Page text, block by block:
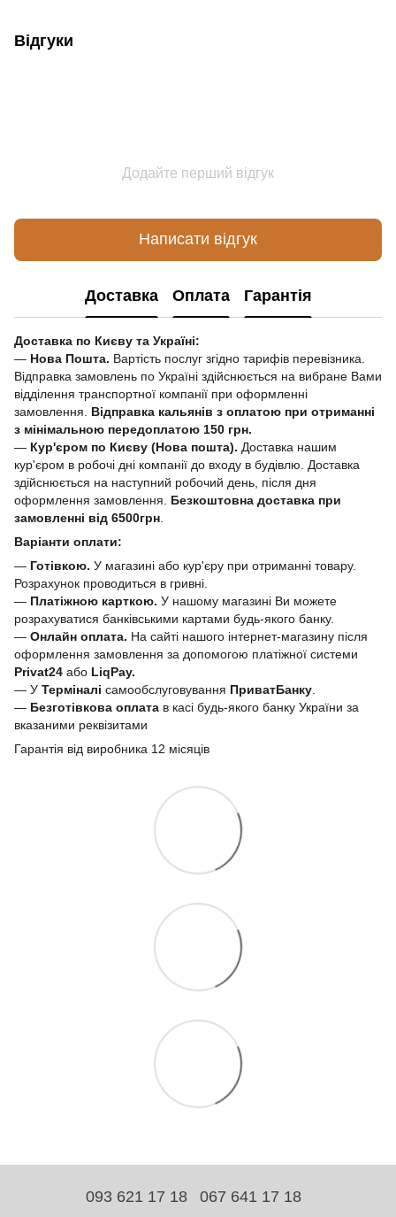
Відгуки
Додайте перший відгук
Написати відгук
Доставка Оплата Гарантія
Доставка по Києву та Україні:
— Нова Пошта. Вартість послуг згідно тарифів перевізника.
Відправка замовлень по Україні здійснюється на вибране Вами
відділення транспортної компанії при оформленні
замовлення. Відправка кальянів з оплатою при отриманні
з мінімальною передоплатою 150 грн.
— Кур'єром по Києву (Нова пошта). Доставка нашим
кур'єром в робочі дні компанії до входу в будівлю. Доставка
здійснюється на наступний робочий день, після дня
оформлення замовлення.
Безкоштовна доставка при
замовленні від 6500грн
Варіанти оплати:
— Готівкою. У магазині або кур'єру при отриманні товару.
Розрахунок проводиться в гривні.
— Платіжною карткою. У нашому магазині Ви можете
розрахуватися банківськими картами будь-якого банку.
— Онлайн оплата. На сайті нашого інтернет-магазину після
оформлення замовлення за допомогою платіжної системи
Privat24 або LiqPay.
— У Терміналі самообслуговування ПриватБанку
— Безготівкова оплата в касі будь-якого банку України за
вказаними реквізитами
Гарантія від виробника 12 місяців
093 621 17 18 067 641 17 18